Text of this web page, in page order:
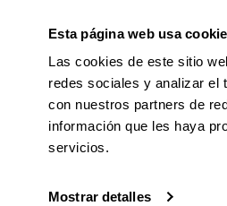
Esta página web usa
Las cookies de este sitio
redes sociales y analizar el
con nuestros partners de
información que les haya
servicios.
Mostrar detalles